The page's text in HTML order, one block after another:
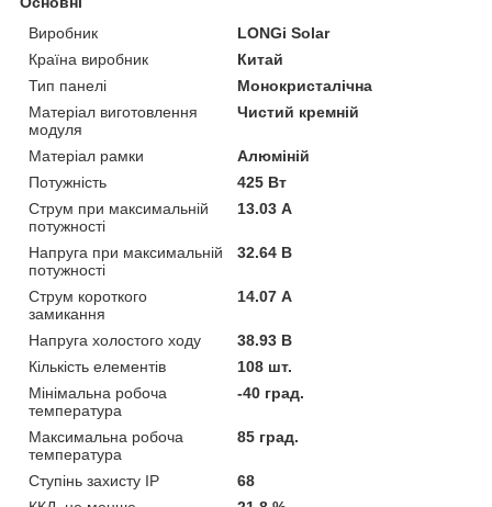
Виробник
LONGi Solar
Країна виробник
Китай
Тип панелі
Монокристалічна
Матеріал виготовлення
модуля
Чистий кремній
Матеріал рамки
Алюміній
Потужність
425 Вт
Струм при максимальній
потужності
13.03 А
Напруга при максимальній
потужності
32.64 В
Струм короткого
замикання
14.07 А
Напруга холостого ходу
38.93 В
Кількість елементів
108 шт.
Мінімальна робоча
температура
-40 град.
Максимальна робоча
температура
85 град.
Ступінь захисту IP
68